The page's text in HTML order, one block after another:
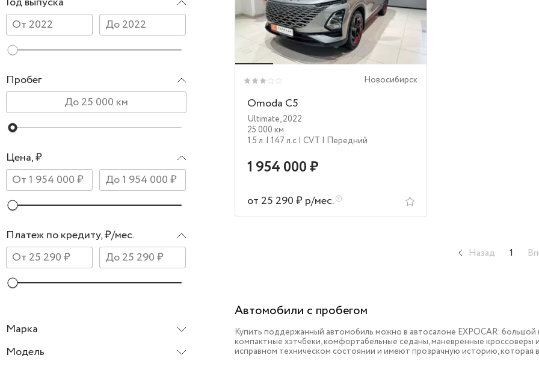
Пробег
Марка
Модель
Цена, ₽
Платеж по кредиту, ₽/мес.
Новосибирск
Omoda C5
Ultimate,2022
25 000 км
1.5 л. | 147 л.c | CVT | Передний
1 954 000 ₽
от 25 290 ₽ р/мес.
Назад 1
Автомобили с пробегом
Купить поддержанный автомобиль можно в автосалоне EXPOCAR:
компактные хэтчбеки, комфортабельные седаны, маневренные кроссоверы
исправном техническом состоянии и имеют прозрачную историю, которая